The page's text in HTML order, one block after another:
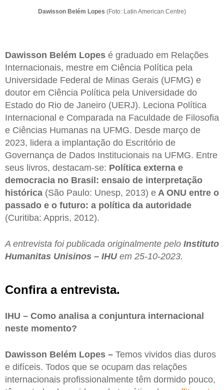
Dawisson Belém Lopes (Foto: Latin American Centre)
Dawisson Belém Lopes é graduado em Relações
Internacionais, mestre em Ciência Política pela
Universidade Federal de Minas Gerais (UFMG) e
doutor em Ciência Política pela Universidade do
Estado do Rio de Janeiro (UERJ). Leciona Política
Internacional e Comparada na Faculdade de Filosofia
e Ciências Humanas na UFMG. Desde março de
2023, lidera a implantação do Escritório de
Governança de Dados Institucionais na UFMG. Entre
seus livros, destacam-se: Política externa e
democracia no Brasil: ensaio de interpretação
histórica (São Paulo: Unesp, 2013) e A ONU entre o
passado e o futuro: a política da autoridade
(Curitiba: Appris, 2012).
A entrevista foi publicada originalmente pelo Instituto
Humanitas Unisinos – IHUem 25-10-2023.
Confira a entrevista.
IHU – Como analisa a conjuntura internacional
neste momento?
Dawisson Belém Lopes – Temos vividos dias duros
e difíceis. Todos que se ocupam das relações
internacionais profissionalmente têm dormido pouco,